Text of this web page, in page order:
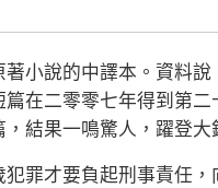
說的中譯本。資料說
在二零零七年得到第二
結果一鳴驚人，躍登大
才要負起刑事責任，